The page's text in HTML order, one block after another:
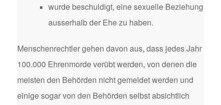
wurde beschuldigt, eine sexuelle Beziehung
ausserhalb der Ehe zu haben.
Menschenrechtler gehen davon aus, dass jedes Jahr
100.000 Ehrenmorde verübt werden, von denen die
meisten den Behörden nicht gemeldet werden und
einige sogar von den Behörden selbst absichtlich